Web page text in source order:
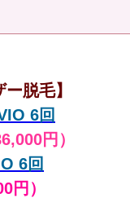
脱毛】
6回
円）
6回
円）